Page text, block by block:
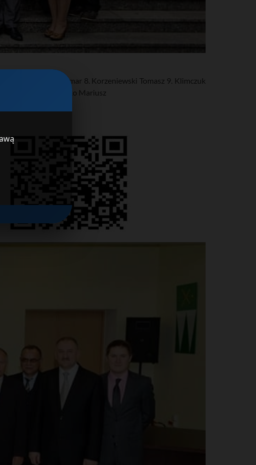
7. Kazuro Waldemar 8. Korzeniewski Tomasz 9. Klimczuk
Joanna 15. Zańko Mariusz